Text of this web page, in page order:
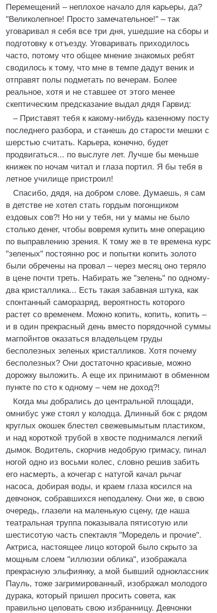
Перемещений – неплохое начало для карьеры, да?
"Великолепное! Просто замечательное!" – так
уговаривал я себя все три дня, ушедшие на сборы и
подготовку к отъезду. Уговаривать приходилось
часто, потому что общее мнение знакомых ребят
сводилось к тому, что мне в темпе дадут веник и
отправят полы подметать по вечерам. Более
реальное, хотя и не ставшее от этого менее
скептическим предсказание выдал дядя Гарвид:
– Приставят тебя к какому-нибудь казенному посту
последнего разбора, и станешь до старости мешки с
шерстью считать. Карьера, конечно, будет
продвигаться... по выслуге лет. Лучше бы меньше
книжек по ночам читал и глаза портил. Я бы тебя в
летное училище пристроил!
Спасибо, дядя, на добром слове. Думаешь, я сам
в детстве не хотел стать гордым погонщиком
ездовых сов?! Но ни у тебя, ни у мамы не было
столько денег, чтобы вовремя купить мне операцию
по выправлению зрения. К тому же в те времена курс
"зеленых" постоянно рос и попытки копить золото
были обречены на провал – через месяц оно теряло
в цене почти треть. Набирать же "зелень" по одному-
два кристаллика... Есть такая забавная штука, как
спонтанный саморазряд, вероятность которого
растет со временем. Можно копить, копить, копить –
и в один прекрасный день вместо порядочной суммы
магпойнтов оказаться владельцем груды
бесполезных зеленых кристалликов. Хотя почему
бесполезных? Они достаточно красивые, можно
дорожку выложить. А еще их принимают в обменном
пункте по сто к одному – чем не доход?!
Когда мы добрались до центральной площади,
омнибус уже стоял у колодца. Длинный бок с рядом
круглых окошек блестел свежевымытым пластиком,
и над короткой трубой в хвосте поднимался легкий
дымок. Водитель, скорчив недобрую гримасу, пинал
ногой одно из восьми колес, словно решив забить
его насмерть, а кочегар с натугой качал рычаг
насоса, добирая воды, и краем глаза косился на
девчонок, собравшихся неподалеку. Они же, в свою
очередь, глазели на маленькую сцену, где наша
театральная труппа показывала пятисотую или
шестисотую часть спектакля "Моредель и прочие".
Актриса, настоящее лицо которой было скрыто за
мощным слоем "иллюзии облика", изображала
прекрасную эльфиянку, а мой бывший одноклассник
Пауль, тоже загримированный, изображал молодого
дурака, который пришел просить совета, как
правильно целовать свою избранницу. Девчонки